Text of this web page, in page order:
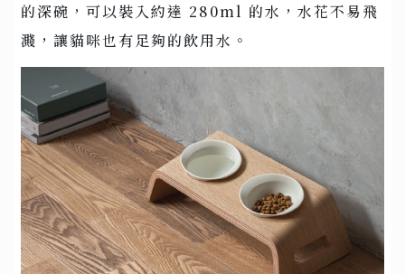
的深碗，可以裝入約達 280ml 的水，水花不易飛
濺，讓貓咪也有足夠的飲用水。